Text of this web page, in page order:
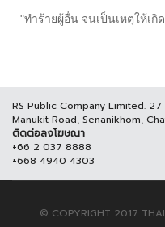
"ทำร้ายผู้อื่น จนเป็นเหตุให้เ
RS Public Company Limited.
Manukit Road, Senanikhom,
ติดต่อลงโฆษณา
+66 2 037 8888
+668 4940 4303
© COPYRIGHT 2017